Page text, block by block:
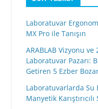
Laboratuvar
MX Pro ile Tanışın
ARABLAB Vizyonu
Laboratuvar Pazarı:
Getiren 5 Ezber
Laboratuvarlarda Su
Manyetik